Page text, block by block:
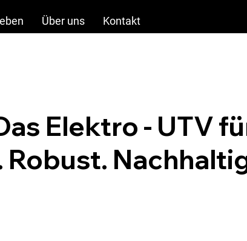
Über uns Kontakt
Elektro - UTV
Robust.